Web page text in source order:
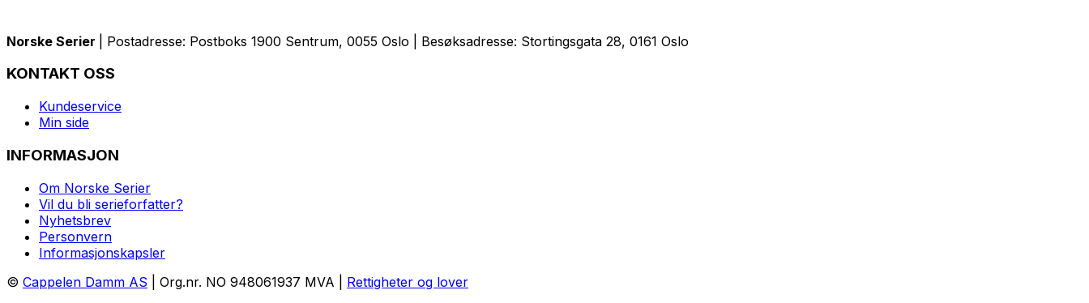
Norske Serier | Postadresse: Postboks 1900 Sentrum, 0055 Oslo | Besøksadresse: Stortingsgata 28, 0161 Oslo
KONTAKT OSS
Kundeservice
Min side
INFORMASJON
Om Norske Serier
Vil du bli serieforfatter?
Nyhetsbrev
Personvern
Informasjonskapsler
© Cappelen Damm AS | Org.nr. NO 948061937 MVA | Rettigheter og lover